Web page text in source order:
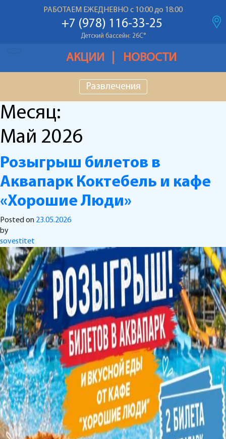
РАБОТАЕМ ЕЖЕДНЕВНО с 10:00 до 18:00
+7 (978) 116-33-25
Основной бассейн: 26С
Детский бассейн: 26С°
Температура воздуха: 28С°
Основной бассейн: 26С°
Детский бассейн: 26С
АКЦИИ НОВОСТИ
Развлечения
Месяц:
Май 2026
Розыгрыш билетов в
Аквапарк Коктебель и кафе
«Хорошие Люди»
Posted on 23.05.2026
by
sovestitet